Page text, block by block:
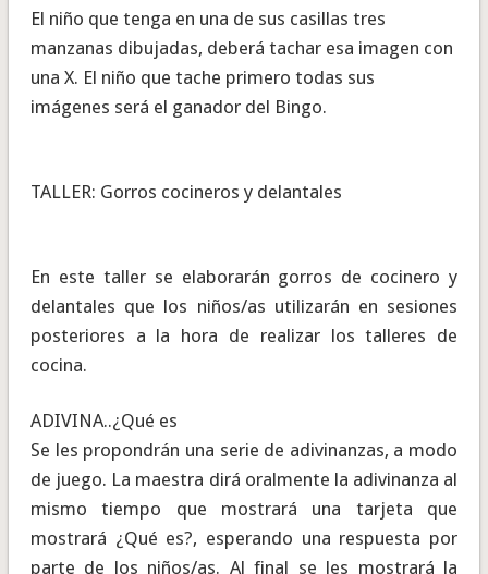
El niño que tenga en una de sus casillas tres
manzanas dibujadas, deberá tachar esa imagen con
una X. El niño que tache primero todas sus
imágenes será el ganador del Bingo.
TALLER: Gorros cocineros y delantales
En este taller se elaborarán gorros de cocinero y
delantales que los niños/as utilizarán en sesiones
posteriores a la hora de realizar los talleres de
cocina.
ADIVINA..¿Qué es
Se les propondrán una serie de adivinanzas, a modo
de juego. La maestra dirá oralmente la adivinanza al
mismo tiempo que mostrará una tarjeta que
mostrará ¿Qué es?, esperando una respuesta por
parte de los niños/as. Al final se les mostrará la